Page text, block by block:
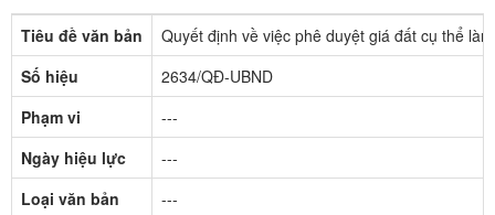
Tiêu đề văn bản
Quyết định về việc phê duyệt giá đất cụ thể
Số hiệu
2634/QĐ-UBND
Phạm vi
---
Ngày hiệu lực
---
Loại văn bản
---